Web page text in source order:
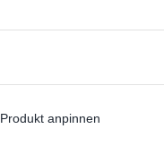
Produkt anpinnen